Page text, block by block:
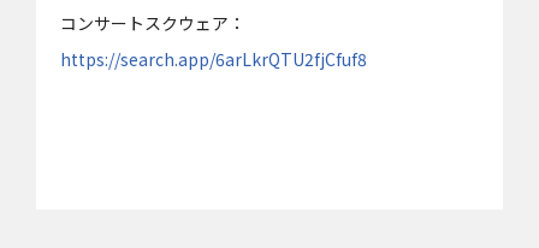
コンサートスクウェア：
https://search.app/6arLkrQTU2fjCfuf8